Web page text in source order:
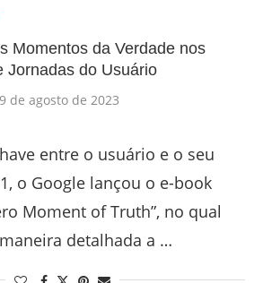
Momentos da Verdade nos
Jornadas do Usuário
de agosto de 2023
entre o usuário e o seu
o Google lançou o e-book
Moment of Truth”, no qual
detalhada a …